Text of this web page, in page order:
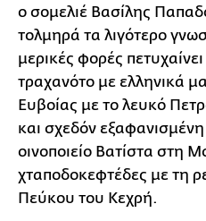
o σομελιέ Βασίλης
τολμηρά τα λιγότερο
μερικές φορές
τραχανότο με ελληνικά
Ευβοίας με το λευκό
και σχεδόν εξαφανισμένη
οινοποιείο Βατίστα στη
χταποδοκεφτέδες με τη
Πεύκου του Κεχρή.